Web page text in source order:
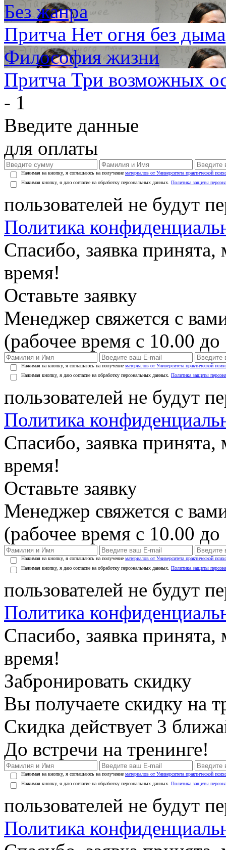
Без жанра
Притча Нет огня без дыма
Философия жизни
Притча Три возможных
- 1
Введите данные
для оплаты
Нажимая на кнопку, я соглашаюсь на получение материалов от Университета практической
Нажимая кнопку, я даю согласие на обработку персональных данных. Политика защиты
пользователей не будут
Политика
Спасибо, заявка
время!
Оставьте заявку
Менеджер свяжется с
(рабочее время с 10.00
Нажимая на кнопку, я соглашаюсь на получение материалов от Университета практической
Нажимая кнопку, я даю согласие на обработку персональных данных. Политика защиты
пользователей не будут
Политика
Спасибо, заявка
время!
Оставьте заявку
Менеджер свяжется с
(рабочее время с 10.00
Нажимая на кнопку, я соглашаюсь на получение материалов от Университета практической
Нажимая кнопку, я даю согласие на обработку персональных данных. Политика защиты
пользователей не будут
Политика
Спасибо, заявка
время!
Забронировать скидку
Вы получаете скидку на
Скидка действует 3
До встречи на тренинге!
Нажимая на кнопку, я соглашаюсь на получение материалов от Университета практической
Нажимая кнопку, я даю согласие на обработку персональных данных. Политика защиты
пользователей не будут
Политика